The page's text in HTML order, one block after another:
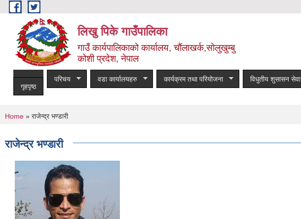
Skip to main content
लिखु पिके गाउँपालिका
गाउँ कार्यपालिकाको कार्यालय, चौंलाखर्क,सोलुखुम्बु
कोशी प्रदेश, नेपाल
गृहपृष्ठ
परिचय वडा कार्यालयहरु कार्यक्रम तथा परियोजना विधुतीय शुसासन सेवा
You are here
Home » राजेन्द्र भण्डारी
राजेन्द्र भण्डारी